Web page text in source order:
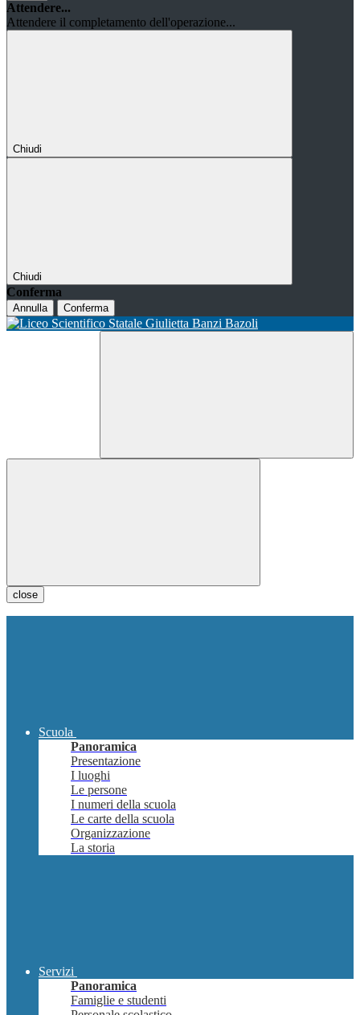
Attendere...
Attendere il completamento dell'operazione...
Chiudi
Chiudi
Conferma
Annulla Conferma
close
Scuola
Panoramica
Presentazione
I luoghi
Le persone
I numeri della scuola
Le carte della scuola
Organizzazione
La storia
Servizi
Panoramica
Famiglie e studenti